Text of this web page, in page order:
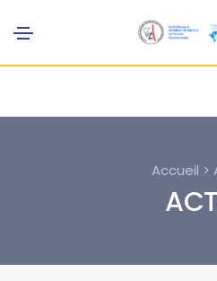
Accueil >